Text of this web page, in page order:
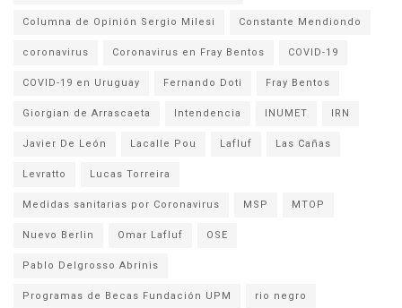
Columna de Opinión Sergio Milesi Constante Mendiondo
coronavirus Coronavirus en Fray Bentos COVID-19
COVID-19 en Uruguay Fernando Doti Fray Bentos
Giorgian de Arrascaeta Intendencia INUMET IRN
Javier De León Lacalle Pou Lafluf Las Cañas
Levratto Lucas Torreira
Medidas sanitarias por Coronavirus MSP MTOP
Nuevo Berlin Omar Lafluf OSE
Pablo Delgrosso Abrinis
Programas de Becas Fundación UPM rio negro